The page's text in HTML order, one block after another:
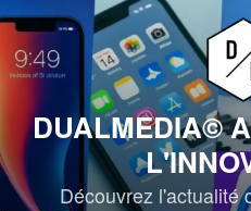
Aller
au
contenu
DUALMEDIA©
Découvrez l'actualité